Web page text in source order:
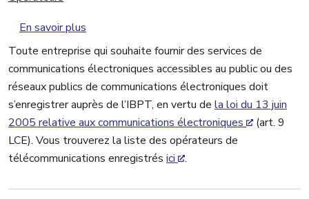
En savoir plus
Toute entreprise qui souhaite fournir des services de
communications électroniques accessibles au public ou des
réseaux publics de communications électroniques doit
s’enregistrer auprès de l’IBPT, en vertu de la loi du 13 juin
2005 relative aux communications électroniques
(art. 9
LCE). Vous trouverez la liste des opérateurs de
télécommunications enregistrés ici .